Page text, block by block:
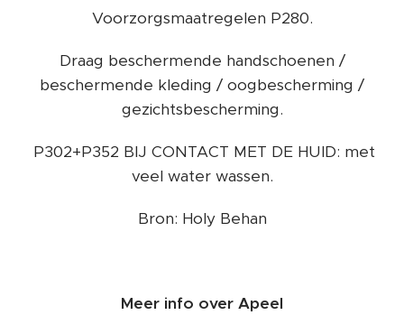
Voorzorgsmaatregelen P280.
Draag beschermende handschoenen /
beschermende kleding / oogbescherming /
gezichtsbescherming.
P302+P352 BIJ CONTACT MET DE HUID: met
veel water wassen.
Bron: Holy Behan
Meer info over Apeel